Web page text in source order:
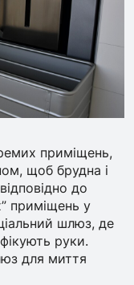
приміщень,
щоб брудна і
до
приміщень у
шлюз, де
руки.
для миття